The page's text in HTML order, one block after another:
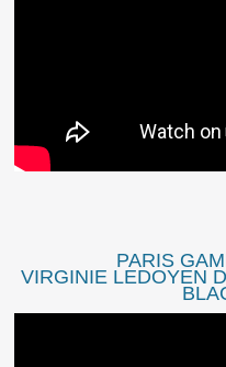
PARIS
VIRGINIE LEDOYEN